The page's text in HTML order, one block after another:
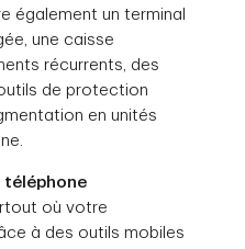
également un terminal
une caisse
récurrents, des
de protection
en unités
téléphone
où votre
à des outils mobiles